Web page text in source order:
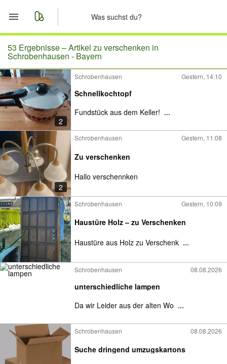
Start
Merkliste
Nachrichten
Anzeige aufgeben
53 Ergebnisse –Artikel zu verschenken in
Schrobenhausen - Bayern
2
Schrobenhausen Gestern, 14:10
Schnellkochtopf
Fundstück aus dem Keller! ...
2
Schrobenhausen Gestern, 11:08
Zu verschenken
Hallo verschennken
Schrobenhausen Gestern, 10:09
Haustüre Holz – zu Verschenken
Haustüre aus Holz zu Verschenk ...
Schrobenhausen 08.08.2026
unterschiedliche lampen
Da wir Leider aus der alten Wo ...
Schrobenhausen 08.08.2026
Suche dringend umzugskartons